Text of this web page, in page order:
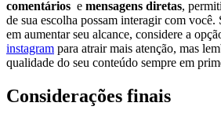
comentários ‍ e mensagens diretas,
de sua⁣ escolha possam interagir com você.
em aumentar seu alcance, considere a
instagram para atrair mais atenção, mas
qualidade do seu conteúdo sempre⁤ em
Considerações finais